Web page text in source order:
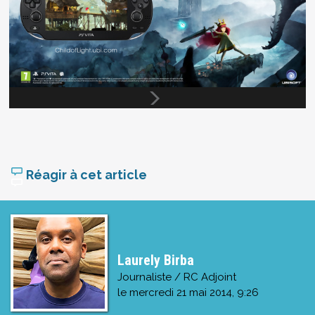
Réagir à cet article
Laurely Birba
Journaliste / RC Adjoint
le mercredi 21 mai 2014, 9:26